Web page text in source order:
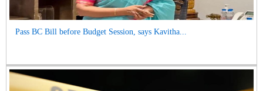
Pass BC Bill before Budget Session, says Kavitha...